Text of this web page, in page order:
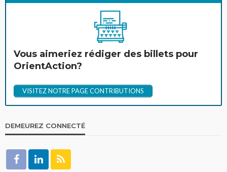
Vous aimeriez rédiger des billets pour
OrientAction?
VISITEZ NOTRE PAGE CONTRIBUTIONS
DEMEUREZ CONNECTÉ